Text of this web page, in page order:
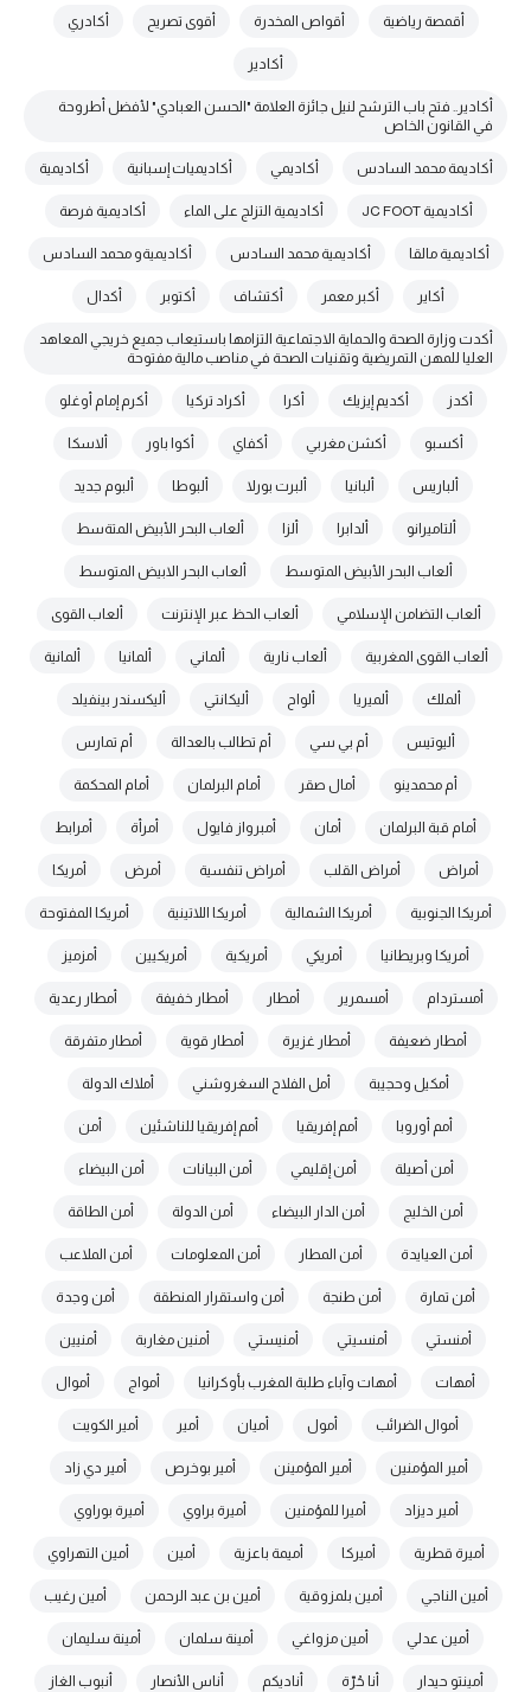
أقمصة رياضية أقواص المخدرة أقوى تصريح أكادري
أكادير
أكادير.. فتح باب الترشح لنيل جائزة العلامة "الحسن العبادي" لأفضل أطروحة
في القانون الخاص
أكاديمة محمد السادس أكاديمي أكاديميات إسبانية أكاديمية
أكاديمية JC FOOT أكاديمية التزلج على الماء أكاديمية فرصة
أكاديمية مالقا أكاديمية محمد السادس أكاديميةو محمد السادس
أكاير أكبر معمر أكتشاف أكتوبر أكدال
أكدت وزارة الصحة والحماية الاجتماعية التزامها باستيعاب جميع خريجي المعاهد
العليا للمهن التمريضية وتقنيات الصحة في مناصب مالية مفتوحة
أكدز أكديم إيزيك أكرا أكراد تركيا أكرم إمام أوغلو
أكسبو أكشن مغربي أكفاي أكوا باور ألاسكا
ألباريس ألبانيا ألبرت بورلا ألبوطا ألبوم جديد
ألتاميرانو ألدابرا ألزا ألعاب البحر الأبيض المتةسط
ألعاب البحر الأبيض المتوسط ألعاب البحر الابيض المتوسط
ألعاب التضامن الإسلامي ألعاب الحظ عبر الإنترنت ألعاب القوى
ألعاب القوى المغربية ألعاب نارية ألماني ألمانيا ألمانية
ألملك ألميريا ألواح أليكانتي أليكسندر بينفيلد
أليوتيس أم بي سي أم تطالب بالعدالة أم تمارس
أم محمدينو أمال صقر أمام البرلمان أمام المحكمة
أمام قبة البرلمان أمان أمبرواز فايول أمرأة أمرابط
أمراض أمراض القلب أمراض تنفسية أمرض أمريكا
أمريكا الجنوبية أمريكا الشمالية أمريكا اللاتينية أمريكا المفتوحة
أمريكا وبريطانيا أمريكي أمريكية أمريكيين أمزميز
أمستردام أمسمرير أمطار أمطار خفيفة أمطار رعدية
أمطار ضعيفة أمطار غزيرة أمطار قوية أمطار متفرقة
أمكيل وحجيبة أمل الفلاح السغروشني أملاك الدولة
أمم أوروبا أمم إفريقيا أمم إفريقيا للناشئين أمن
أمن أصيلة أمن إقليمي أمن البيانات أمن البيضاء
أمن الخليج أمن الدار البيضاء أمن الدولة أمن الطاقة
أمن العيايدة أمن المطار أمن المعلومات أمن الملاعب
أمن تمارة أمن طنجة أمن واستقرار المنطقة أمن وجدة
أمنستي أمنسيتي أمنيستي أمنين مغاربة أمنيين
أمهات أمهات وآباء طلبة المغرب بأوكرانيا أمواج أموال
أموال الضرائب أمول أميان أمير أمير الكويت
أمير المؤمنين أمير المؤمينن أمير بوخرص أمير دي زاد
أمير ديزاد أميرا للمؤمنين أميرة براوي أميرة بوراوي
أميرة قطرية أميركا أميمة باعزية أمين أمين التهراوي
أمين الناجي أمين بلمزوقية أمين بن عبد الرحمن أمين رغيب
أمين عدلي أمين مزواغي أمينة سلمان أمينة سليمان
أمينتو حيدار أنا حُرّة أناديكم أناس الأنصار أنبوب الغاز